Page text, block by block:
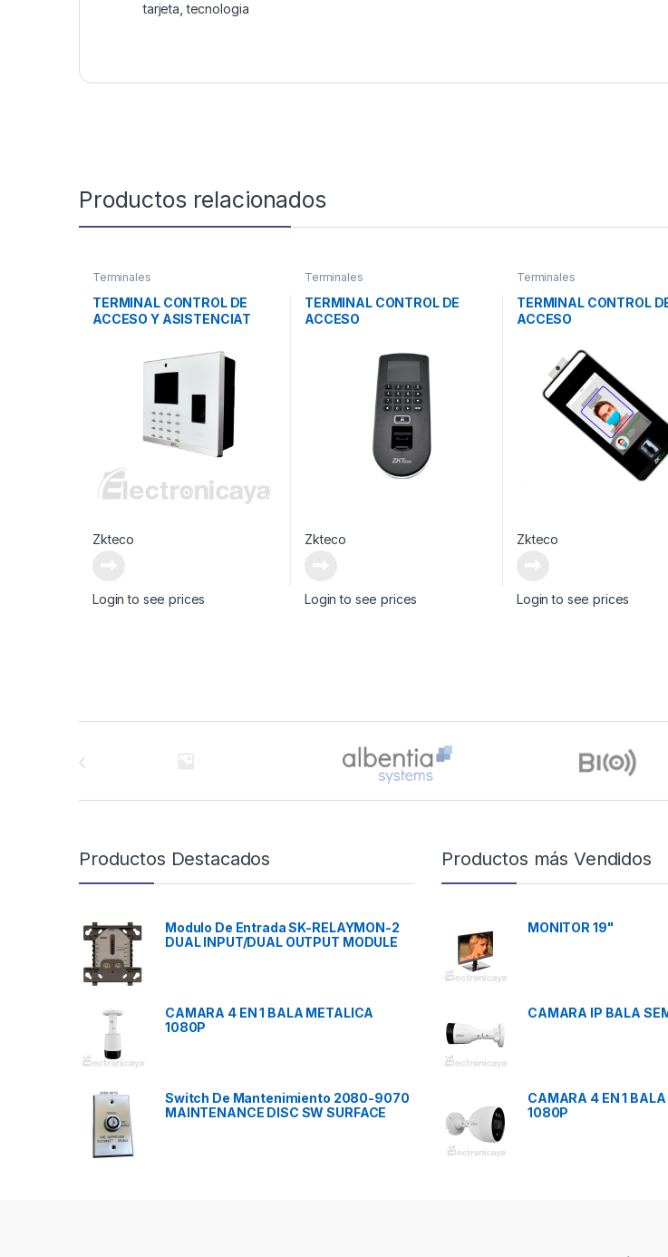
tarjeta ,tecnologia
Productos relacionados
Terminales
TERMINAL CONTROL DE
ACCESO Y ASISTENCIAT
Zkteco
Login to see prices
Terminales
TERMINAL CONTROL DE
ACCESO
Zkteco
Login to see prices
Terminales
TERMINAL CONTROL
ACCESO
Zkteco
Login to see prices
Productos Destacados
Modulo De Entrada SK-RELAYMON-2
DUAL INPUT/DUAL OUTPUT MODULE
CAMARA 4 EN 1 BALA METALICA
1080P
Switch De Mantenimiento 2080-9070
MAINTENANCE DISC SW SURFACE
Productos más Vendidos
MONITOR 19"
CAMARA IP BALA
CAMARA 4 EN 1
1080P